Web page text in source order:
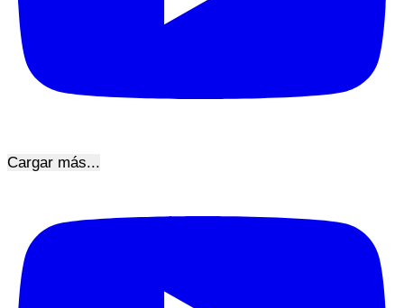
Cargar más...